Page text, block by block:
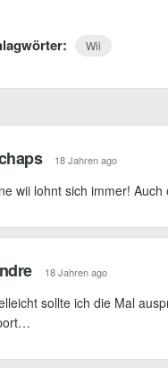
Wii
18 Jahren ago
wii lohnt sich immer!
18 Jahren ago
sollte ich die Mal